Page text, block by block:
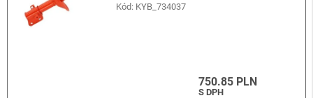
Kód: KYB_734037
750.85 PLN
S DPH